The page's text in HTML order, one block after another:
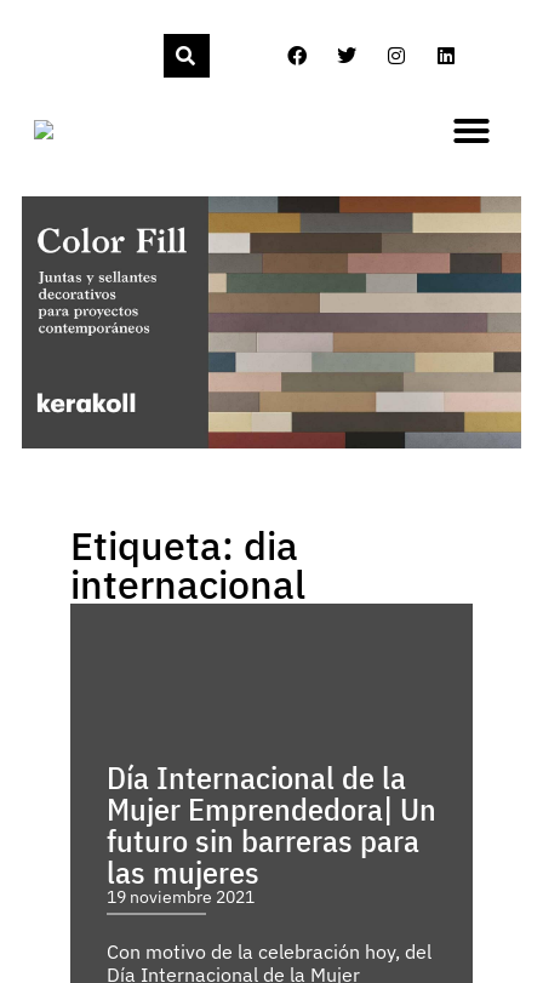
Etiqueta: dia
internacional
Día Internacional de la
Mujer Emprendedora| Un
futuro sin barreras para
las mujeres
19 noviembre 2021
Con motivo de la celebración hoy, del
Día Internacional de la Mujer